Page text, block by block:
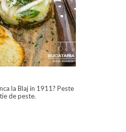
la Blaj in 1911? Peste
de peste.